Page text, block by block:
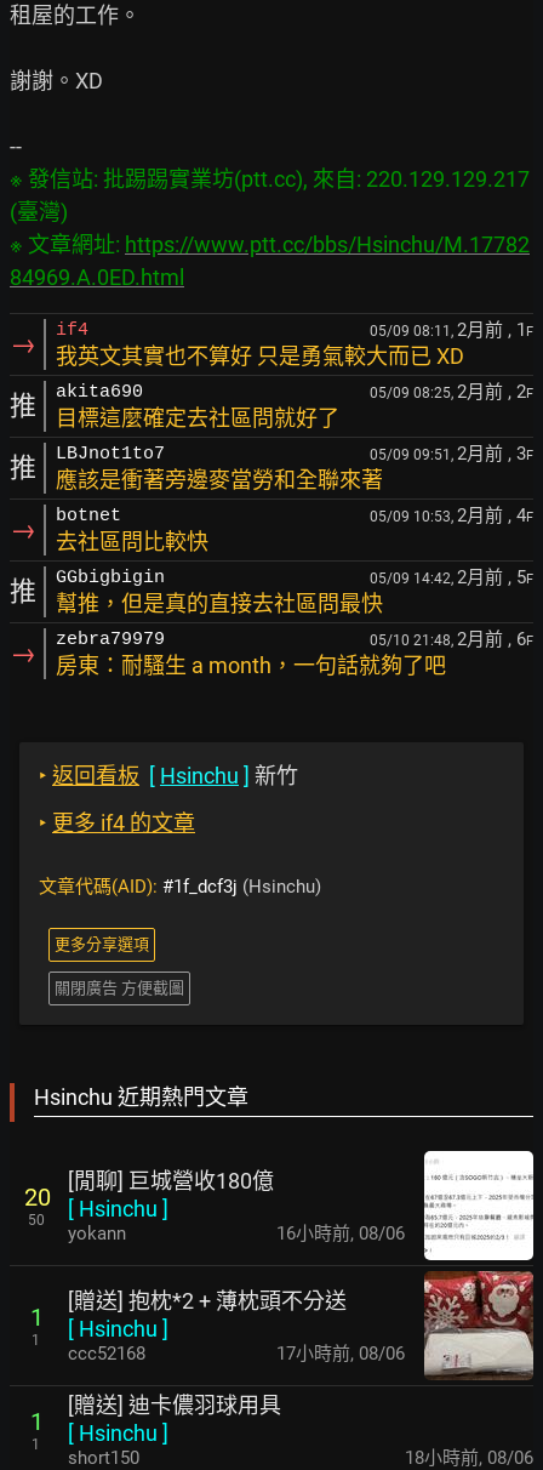
租屋的工作。
謝謝。XD
※ 發信站: 批踢踢實業坊(ptt.cc), 來自: 220.129.129.217
(臺灣)
※ 文章網址: https://www.ptt.cc/bbs/Hsinchu/M.17782
84969.A.0ED.html
→ if4 05/09 08:11, 2月前 , 1 F
我英文其實也不算好 只是勇氣較大而已 XD
推 akita690 05/09 08:25, 2月前 , 2F
目標這麼確定去社區問就好了
推 LBJnot1to7 05/09 09:51, 2月前 , 3F
應該是衝著旁邊麥當勞和全聯來著
→ botnet 05/09 10:53, 2月前 , 4F
去社區問比較快
推 GGbigbigin 05/09 14:42, 2月前 , 5F
幫推，但是真的直接去社區問最快
→ zebra79979 05/10 21:48, 2月前 , 6F
房東：耐騷生 a month，一句話就夠了吧
‣ 返回看板 [ Hsinchu ] 新竹
‣ 更多 if4 的文章
文章代碼(AID): #1f_dcf3j (Hsinchu)
更多分享選項
關閉廣告 方便截圖
Hsinchu 近期熱門文章
20
50
[閒聊] 巨城營收180億
[ Hsinchu ]
yokann 16小時前, 08/06
1
1
[贈送] 抱枕*2 + 薄枕頭不分送
[ Hsinchu ]
ccc52168 17小時前, 08/06
1
1
[贈送] 迪卡儂羽球用具
[ Hsinchu ]
short150 18小時前, 08/06